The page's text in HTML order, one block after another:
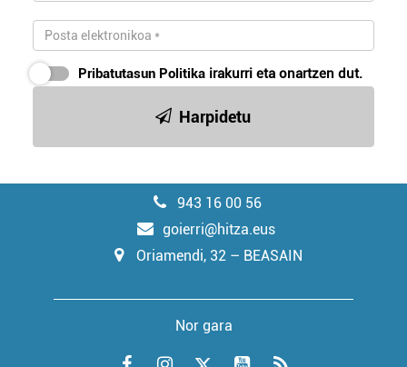
Pribatutasun Politika irakurri eta onartzen dut.
Harpidetu
943 16 00 56
goierri@hitza.eus
Oriamendi, 32 – BEASAIN
Nor gara